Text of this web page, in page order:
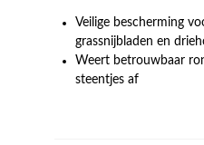
Veilige bescherming
grassnijbladen en
Weert betrouwbaar
steentjes af